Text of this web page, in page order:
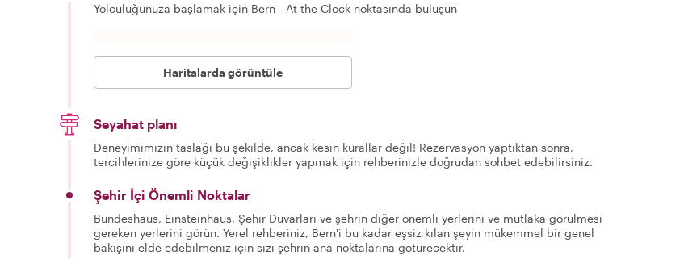
Yolculuğunuza başlamak için Bern - At the Clock noktasında buluşun
Haritalarda görüntüle
Seyahat planı
Deneyimimizin taslağı bu şekilde, ancak kesin kurallar değil! Rezervasyon yaptıktan sonra,
tercihlerinize göre küçük değişiklikler yapmak için rehberinizle doğrudan sohbet edebilirsiniz.
Şehir İçi Önemli Noktalar
Bundeshaus, Einsteinhaus, Şehir Duvarları ve şehrin diğer önemli yerlerini ve mutlaka görülmesi
gereken yerlerini görün. Yerel rehberiniz, Bern'i bu kadar eşsiz kılan şeyin mükemmel bir genel
bakışını elde edebilmeniz için sizi şehrin ana noktalarına götürecektir.